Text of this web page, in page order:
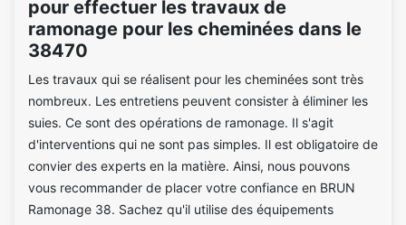
pour effectuer les travaux de
ramonage pour les cheminées dans le
38470
Les travaux qui se réalisent pour les cheminées sont très
nombreux. Les entretiens peuvent consister à éliminer les
suies. Ce sont des opérations de ramonage. Il s'agit
d'interventions qui ne sont pas simples. Il est obligatoire de
convier des experts en la matière. Ainsi, nous pouvons
vous recommander de placer votre confiance en BRUN
Ramonage 38. Sachez qu'il utilise des équipements